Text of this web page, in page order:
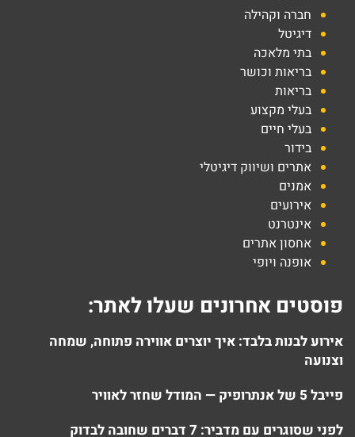
חברה וקהילה
דיגיטל
בתי מלאכה
בריאות וכושר
בריאות
בעלי מקצוע
בעלי חיים
בידור
אתרים ושיווק דיגיטלי
אמנים
אירועים
אינטרנט
אחסון אתרים
אופנה ויופי
פוסטים אחרונים שעלו לאתר:
אירוע לבנות בלבד: איך יוצרים אווירה פתוחה, שמחה
וצנועה
פייבל 5 של אנתרופיק — המודל שחזר לאוויר
לפני שסוגרים עם מדביר: 7 דברים שחובה לבדוק